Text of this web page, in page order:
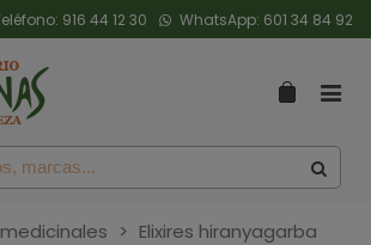
916 44 12 30 WhatsApp: 601 34 84 92
> Elixires hiranyagarba